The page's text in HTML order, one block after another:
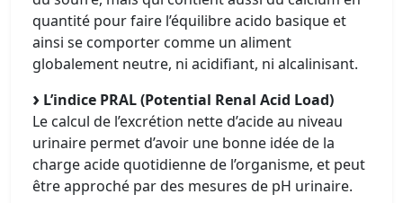
quantité pour faire l’équilibre acido basique et
ainsi se comporter comme un aliment
globalement neutre, ni acidifiant, ni alcalinisant.
L’indice PRAL (Potential Renal Acid Load)
Le calcul de l’excrétion nette d’acide au niveau
urinaire permet d’avoir une bonne idée de la
charge acide quotidienne de l’organisme, et peut
être approché par des mesures de pH urinaire.